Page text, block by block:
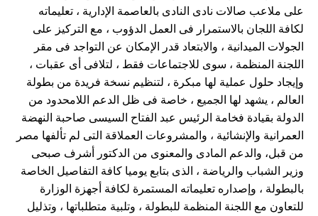
على ملاعب صالات نادى النادى بالعاصمة الإدارية ، تعليماته
لكافة اللجان بالاستمرار فى العمل الدؤوب ، مع التركيز على
الجولات الميدانية ، والابتعاد قدر الإمكان عن التواجد فى مقر
اللجنة المنظمة ، سوى للاجتماعات فقط ، لتلافى أى عقبات ،
وإيجاد حلول عملية لها مبكرة ، لتنظيم نسخة فريدة من بطولة
العالم ، يشهد لها الجميع ، خاصة فى ظل الدعم اللامحدود من
الدولة بقيادة فخامة الرئيس عبد الفتاح السيسى صاحبة النهضة
العمرانية والإنشائية ، والمشروعات العملاقة التى لم تألفها مصر
من قبل، والدعم المادى والمعنوى من الدكتور أشرف صبحى
وزير الشباب والرياضة ، الذى بتابع يوميا كافة التفاصيل الخاصة
بالبطولة ، وإصداره تعليماته المستمرة لكافة أجهزة الوزارة
للتعاون مع اللجنة المنظمة للبطولة ، وتلبية متطلباتها ، وتذليل